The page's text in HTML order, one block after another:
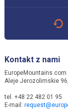
Kontakt z nami
EuropeMountains.com
Aleje Jerozolimskie
tel. +48 22 482 01 95
E-mail: